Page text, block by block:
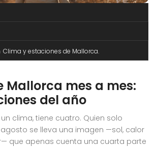
Clima y estaciones de Mallorca
Mallorca mes a mes:
del año
clima, tiene cuatro. Quien solo
se lleva una imagen —sol, calor
que apenas cuenta una cuarta parte